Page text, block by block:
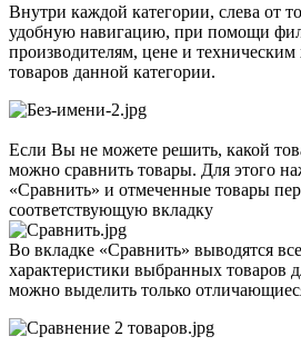
Внутри каждой категории, слева от
удобную навигацию, при помощи
производителям, цене и техническим
товаров данной категории.
Если Вы не можете решить, какой
можно сравнить товары. Для этого
«Сравнить» и отмеченные товары
соответствующую вкладку
Во вкладке «Сравнить» выводятся
характеристики выбранных товаров
можно выделить только